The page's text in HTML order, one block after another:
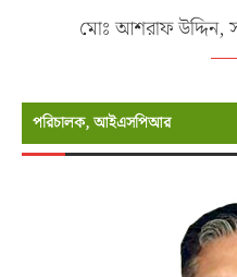
মোঃ আশরাফ উদ্দিন,
পরিচালক, আইএসপিআর